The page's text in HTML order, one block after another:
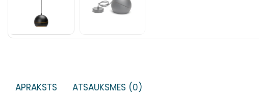
APRAKSTS ATSAUKSMES (0)